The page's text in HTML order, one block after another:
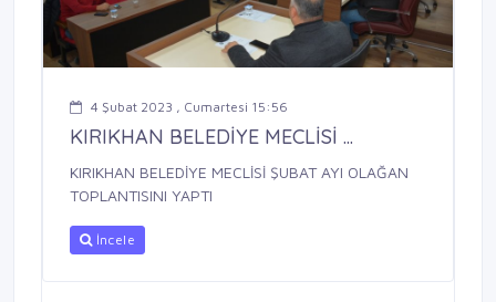
4 Şubat 2023 , Cumartesi 15:56
KIRIKHAN BELEDİYE MECLİSİ ...
KIRIKHAN BELEDİYE MECLİSİ ŞUBAT AYI OLAĞAN
TOPLANTISINI YAPTI
İncele